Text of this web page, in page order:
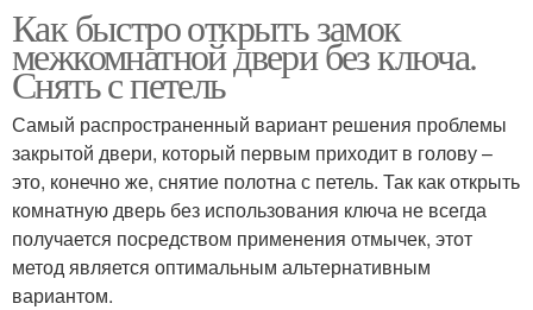
Как быстро открыть замок
межкомнатной двери без ключа.
Снять с петель
Самый распространенный вариант решения проблемы
закрытой двери, который первым приходит в голову –
это, конечно же, снятие полотна с петель. Так как открыть
комнатную дверь без использования ключа не всегда
получается посредством применения отмычек, этот
метод является оптимальным альтернативным
вариантом.